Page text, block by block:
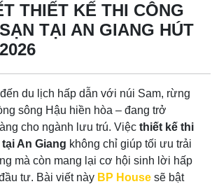
THIẾT KẾ THI CÔNG
TẠI AN GIANG HÚT
du lịch hấp dẫn với núi Sam, rừng
sông Hậu hiền hòa – đang trở
cho ngành lưu trú. Việc thiết kế thi
An Giang không chỉ giúp tối ưu trải
mà còn mang lại cơ hội sinh lời hấp
tư. Bài viết này BP House sẽ bật